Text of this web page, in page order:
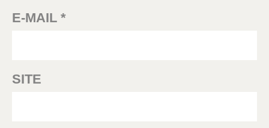
E-MAIL *
SITE